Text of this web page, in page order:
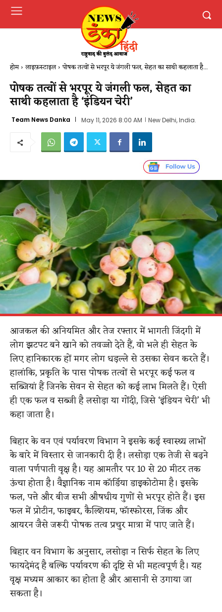
होम लाइफ़स्टाइल पोषक तत्वों से भरपूर ये जंगली फल, सेहत का साथी कहलाता है...
पोषक तत्वों से भरपूर ये जंगली फल, सेहत का
साथी कहलाता है ‘इंडियन चेरी’
Team News Danka May 11, 2026 8:00 AM New Delhi, India.
आजकल की अनियमित और तेज रफ्तार में भागती जिंदगी में
लोग झटपट बने खाने को तवज्जो देते हैं, वो भले ही सेहत के
लिए हानिकारक हों मगर लोग धड़ल्ले से उसका सेवन करते हैं।
हालांकि, प्रकृति के पास पोषक तत्वों से भरपूर कई फल व
सब्जियां हैं जिनके सेवन से सेहत को कई लाभ मिलते हैं। ऐसी
ही एक फल व सब्जी है लसोड़ा या गोंदी, जिसे ‘इंडियन चेरी’ भी
कहा जाता है।
बिहार के वन एवं पर्यावरण विभाग ने इसके कई स्वास्थ्य लाभों
के बारे में विस्तार से जानकारी दी है। लसोड़ा एक तेजी से बढ़ने
वाला पर्णपाती वृक्ष है। यह आमतौर पर 10 से 20 मीटर तक
ऊंचा होता है। वैज्ञानिक नाम कॉर्डिया डाइकोटोमा है। इसके
फल, पत्ते और बीज सभी औषधीय गुणों से भरपूर होते हैं। इस
फल में प्रोटीन, फाइबर, कैल्शियम, फॉस्फोरस, जिंक और
आयरन जैसे जरूरी पोषक तत्व प्रचुर मात्रा में पाए जाते हैं।
बिहार वन विभाग के अनुसार, लसोड़ा न सिर्फ सेहत के लिए
फायदेमंद है बल्कि पर्यावरण की दृष्टि से भी महत्वपूर्ण है। यह
वृक्ष मध्यम आकार का होता है और आसानी से उगाया जा
सकता है।